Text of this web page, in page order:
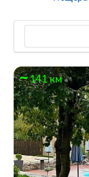
141 км